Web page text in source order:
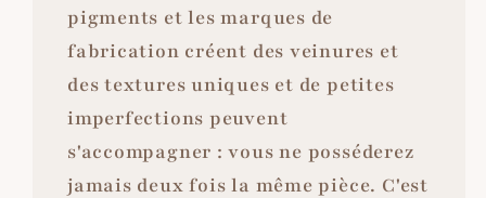
pigments et les marques de
fabrication créent des veinures et
des textures uniques et de petites
imperfections peuvent
s'accompagner : vous ne posséderez
jamais deux fois la même pièce. C'est